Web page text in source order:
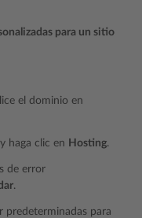
para un sitio
el dominio en
haga clic en Hosting.
de error
.
predeterminadas para